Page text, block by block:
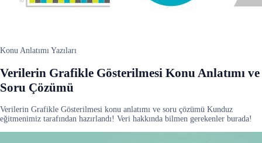
Konu Anlatımı Yazıları
Verilerin Grafikle Gösterilmesi Konu Anlatımı ve
Soru Çözümü
Verilerin Grafikle Gösterilmesi konu anlatımı ve soru çözümü Kunduz
eğitmenimiz tarafından hazırlandı! Veri hakkında bilmen gerekenler burada!